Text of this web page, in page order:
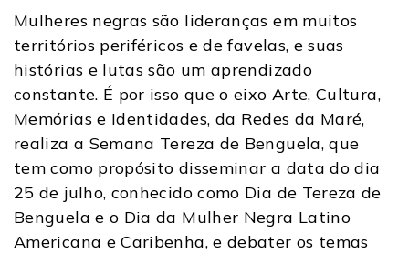
Mulheres negras são lideranças em muitos
territórios periféricos e de favelas, e suas
histórias e lutas são um aprendizado
constante. É por isso que o eixo Arte, Cultura,
Memórias e Identidades, da Redes da Maré,
realiza a Semana Tereza de Benguela, que
tem como propósito disseminar a data do dia
25 de julho, conhecido como Dia de Tereza de
Benguela e o Dia da Mulher Negra Latino
Americana e Caribenha, e debater os temas